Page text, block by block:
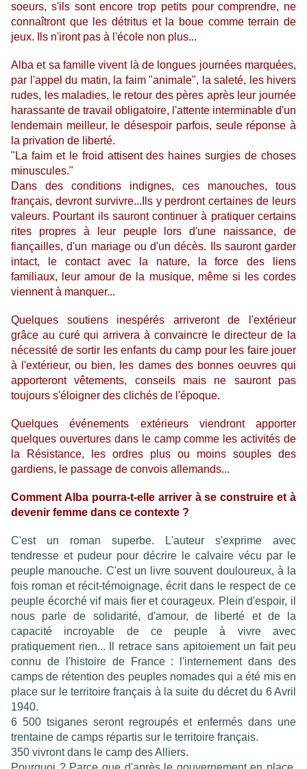
soeurs, s'ils sont encore trop petits pour comprendre, ne
connaîtront que les détritus et la boue comme terrain de
jeux. Ils n'iront pas à l'école non plus...
Alba et sa famille vivent là de longues journées marquées,
par l'appel du matin, la faim "animale", la saleté, les hivers
rudes, les maladies, le retour des pères après leur journée
harassante de travail obligatoire, l'attente interminable d'un
lendemain meilleur, le désespoir parfois, seule réponse à
la privation de liberté.
"La faim et le froid attisent des haines surgies de choses
minuscules."
Dans des conditions indignes, ces manouches, tous
français, devront survivre...Ils y perdront certaines de leurs
valeurs. Pourtant ils sauront continuer à pratiquer certains
rites propres à leur peuple lors d'une naissance, de
fiançailles, d'un mariage ou d'un décès. Ils sauront garder
intact, le contact avec la nature, la force des liens
familiaux, leur amour de la musique, même si les cordes
viennent à manquer...
Quelques soutiens inespérés arriveront de l'extérieur
grâce au curé qui arrivera à convaincre le directeur de la
nécessité de sortir les enfants du camp pour les faire jouer
à l'extérieur, ou bien, les dames des bonnes oeuvres qui
apporteront vêtements, conseils mais ne sauront pas
toujours s'éloigner des clichés de l'époque.
Quelques événements extérieurs viendront apporter
quelques ouvertures dans le camp comme les activités de
la Résistance, les ordres plus ou moins souples des
gardiens, le passage de convois allemands...
Comment Alba pourra-t-elle arriver à se construire et à
devenir femme dans ce contexte ?
C'est un roman superbe. L'auteur s'exprime avec
tendresse et pudeur pour décrire le calvaire vécu par le
peuple manouche. C'est un livre souvent douloureux, à la
fois roman et récit-témoignage, écrit dans le respect de ce
peuple écorché vif mais fier et courageux. Plein d'espoir, il
nous parle de solidarité, d'amour, de liberté et de la
capacité incroyable de ce peuple à vivre avec
pratiquement rien... Il retrace sans apitoiement un fait peu
connu de l'histoire de France : l'internement dans des
camps de rétention des peuples nomades qui a été mis en
place sur le territoire français à la suite du décret du 6 Avril
1940.
6 500 tsiganes seront regroupés et enfermés dans une
trentaine de camps répartis sur le territoire français.
350 vivront dans le camp des Alliers.